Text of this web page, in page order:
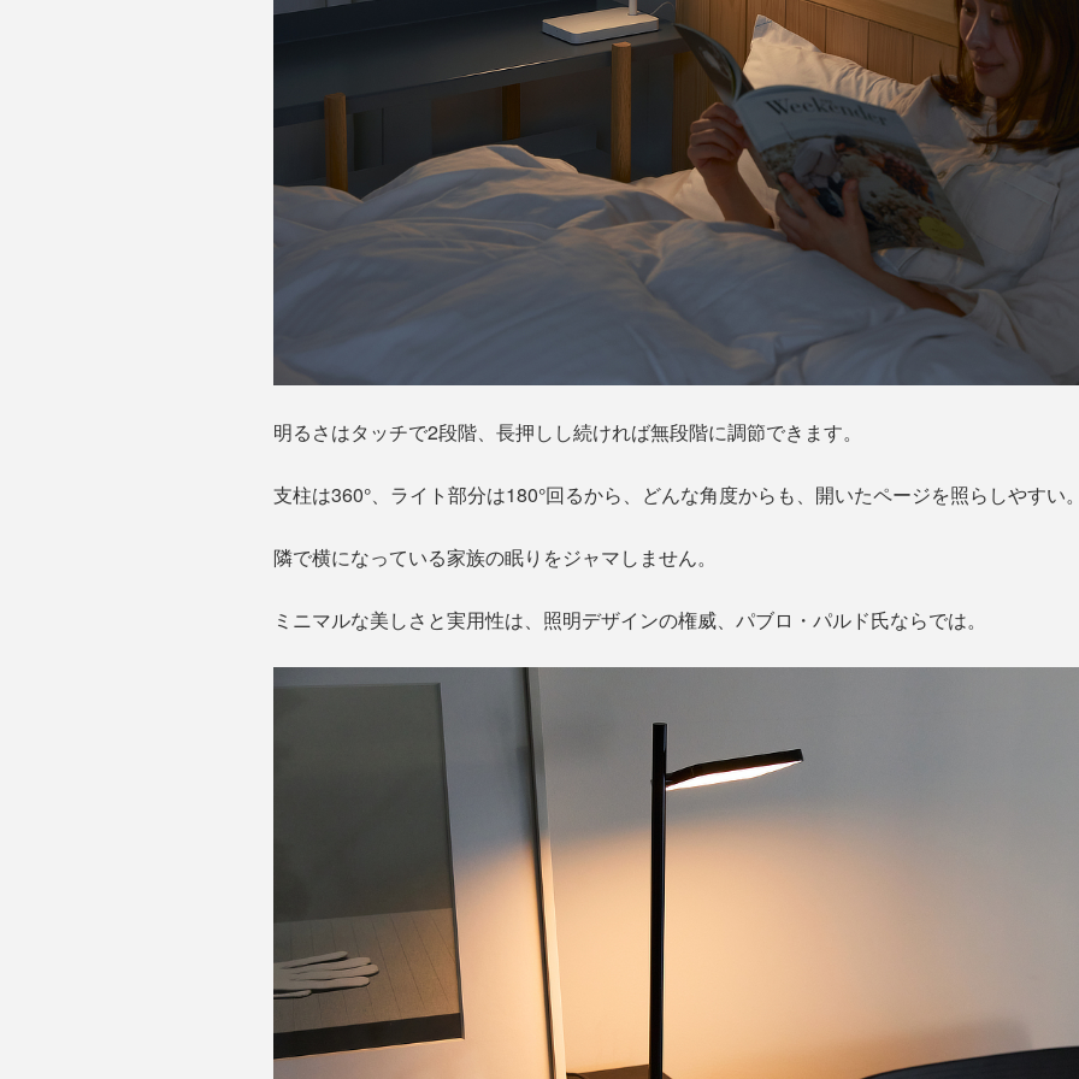
明るさはタッチで2段階、長押しし続ければ無段階に調節できます。
支柱は360°、ライト部分は180°回るから、どんな角度からも、開いたページを照らしやすい
隣で横になっている家族の眠りをジャマしません。
ミニマルな美しさと実用性は、照明デザインの権威、パブロ・パルド氏ならでは。